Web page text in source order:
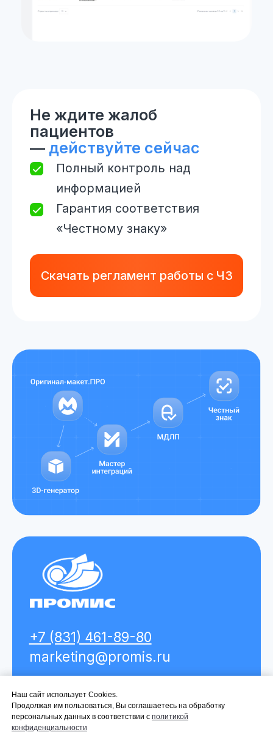
Наш сайт использует Cookies.
Продолжая им пользоваться, Вы соглашаетесь на обработку
персональных данных в соответствии с политико й
конфиденциальности
Наш сайт использует Cookies.
Продолжая им пользоваться, Вы соглашаетесь на обработку
персональных данных в соответствии с политико й
конфиденциальности